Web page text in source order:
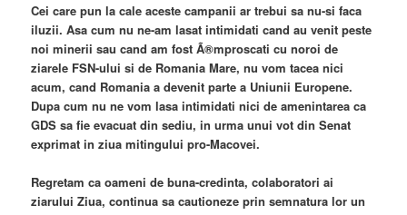
Cei care pun la cale aceste campanii ar trebui sa nu-si faca
iluzii. Asa cum nu ne-am lasat intimidati cand au venit peste
noi minerii sau cand am fost Ã®mproscati cu noroi de
ziarele FSN-ului si de Romania Mare, nu vom tacea nici
acum, cand Romania a devenit parte a Uniunii Europene.
Dupa cum nu ne vom lasa intimidati nici de amenintarea ca
GDS sa fie evacuat din sediu, in urma unui vot din Senat
exprimat in ziua mitingului pro-Macovei.
Regretam ca oameni de buna-credinta, colaboratori ai
ziarului Ziua, continua sa cautioneze prin semnatura lor un